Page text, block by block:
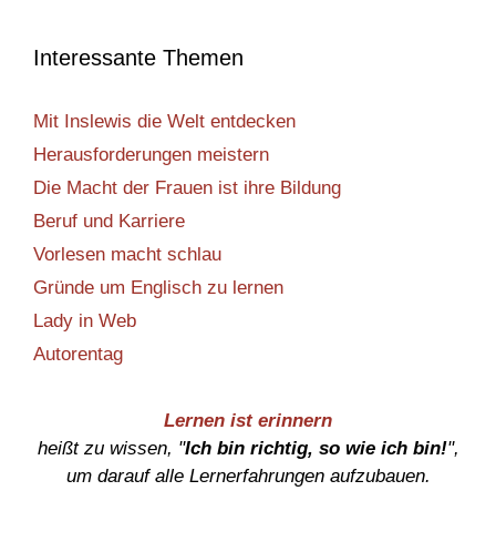
Interessante Themen
Mit Inslewis die Welt entdecken
Herausforderungen meistern
Die Macht der Frauen ist ihre Bildung
Beruf und Karriere
Vorlesen macht schlau
Gründe um Englisch zu lernen
Lady in Web
Autorentag
Lernen ist erinnern
heißt zu wissen, "Ich bin richtig, so wie ich bin!",
um darauf alle Lernerfahrungen aufzubauen.